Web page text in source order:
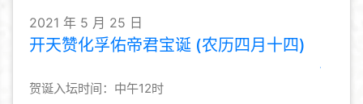
2021 年 5 月 25 日
开天赞化孚佑帝君宝诞 (农历四月十四)
贺诞入坛时间：中午12时